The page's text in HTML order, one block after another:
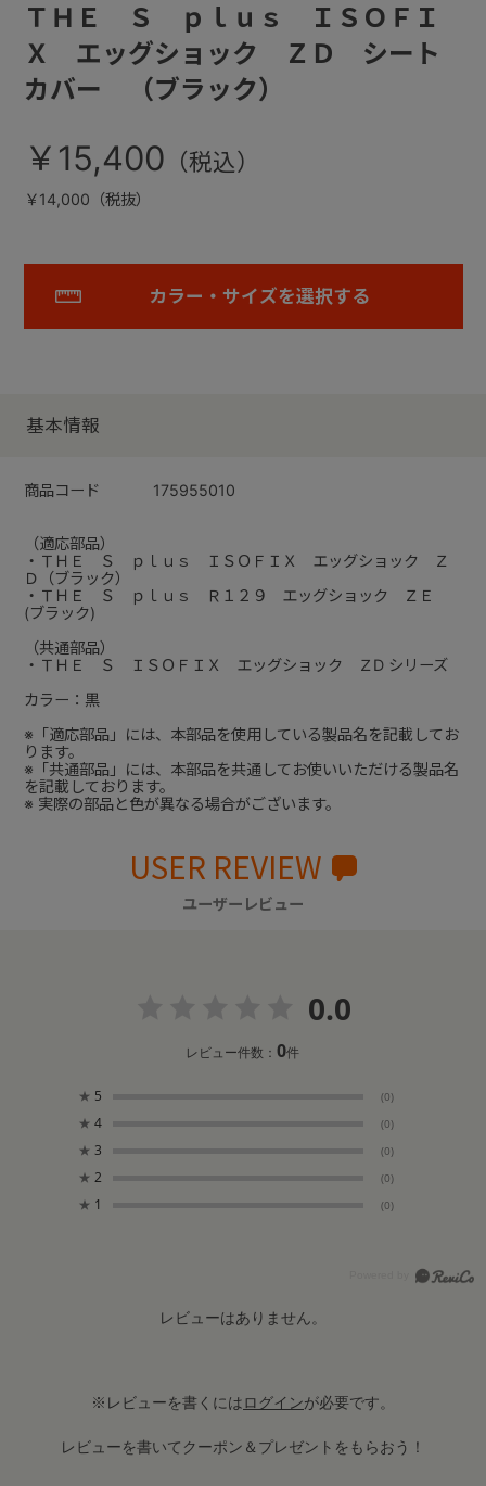
ＴＨＥ Ｓ ｐｌｕｓ ＩＳＯＦＩ
Ｘ エッグショック ＺＤ シート
カバー （ブラック）
￥15,400
￥14,000（税抜）
カラー・サイズを選択する
基本情報
商品コード 175955010
（適応部品）
・ＴＨＥ Ｓ ｐｌｕｓ ＩＳＯＦＩＸ エッグショック Ｚ
Ｄ（ブラック）
・ＴＨＥ Ｓ ｐｌｕｓ Ｒ１２９ エッグショック ＺＥ
(ブラック)
（共通部品）
・ＴＨＥ Ｓ ＩＳＯＦＩＸ エッグショック ＺD シリーズ
カラー：黒
※「適応部品」には、本部品を使用している製品名を記載してお
ります。
※「共通部品」には、本部品を共通してお使いいただける製品名
を記載しております。
※ 実際の部品と色が異なる場合がございます。
USER REVIEW
ユーザーレビュー
0.0
レビュー件数：0件
★ 5 (0)
★ 4 (0)
★ 3 (0)
★ 2 (0)
★ 1 (0)
レビューはありません。
※レビューを書くにはログインが必要です。
レビューを書いてクーポン＆プレゼントをもらおう！